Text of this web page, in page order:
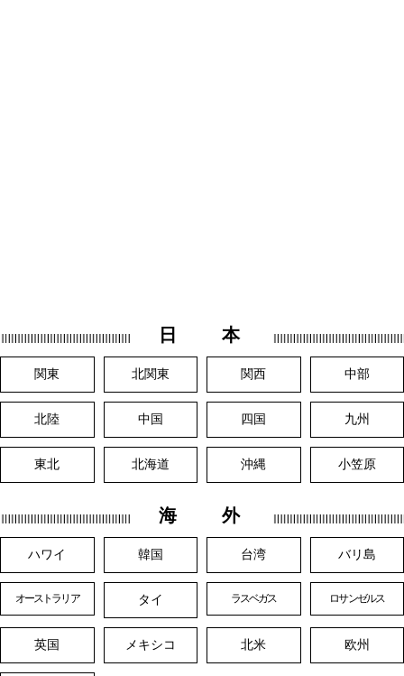
日 本
関東 北関東 関西 中部
北陸 中国 四国 九州
東北 北海道 沖縄 小笠原
海 外
ハワイ 韓国 台湾 バリ島
オーストラリア タイ ラスベガス ロサンゼルス
英国 メキシコ 北米 欧州